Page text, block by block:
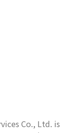
Co., Ltd. is